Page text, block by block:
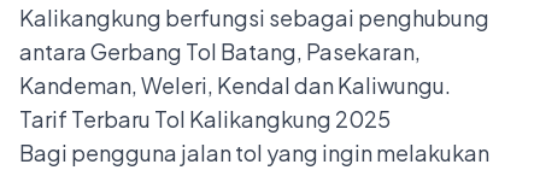
Kalikangkung berfungsi sebagai penghubung
antara Gerbang Tol Batang, Pasekaran,
Kandeman, Weleri, Kendal dan Kaliwungu.
Tarif Terbaru Tol Kalikangkung 2025
Bagi pengguna jalan tol yang ingin melakukan